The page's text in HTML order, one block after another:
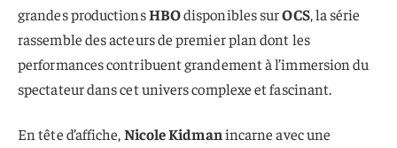
grandes productionsHBOdisponibles surOCS, la série
rassemble des acteurs de premier plan dont les
performances contribuent grandement à l’immersion du
spectateur dans cet univers complexe et fascinant.
En tête d’affiche,Nicole Kidmanincarne avec une